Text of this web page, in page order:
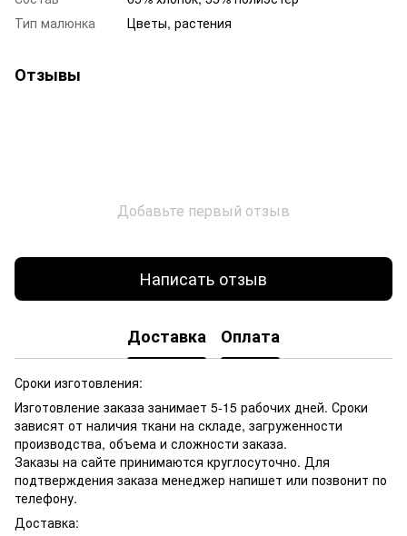
Тип малюнка
Цветы, растения
Отзывы
Добавьте первый отзыв
Написать отзыв
Доставка Оплата
Сроки изготовления:
Изготовление заказа занимает 5-15 рабочих дней. Сроки
зависят от наличия ткани на складе, загруженности
производства, объема и сложности заказа.
Заказы на сайте принимаются круглосуточно. Для
подтверждения заказа менеджер напишет или позвонит по
телефону.
Доставка: